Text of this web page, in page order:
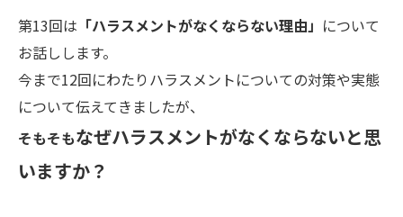
第13回は 「ハラスメントがなくならない理由」 について
お話しします。
今まで12回にわたりハラスメントについての対策や実態
について伝えてきましたが、
そもそもなぜハラスメントがなくならないと思
いますか？